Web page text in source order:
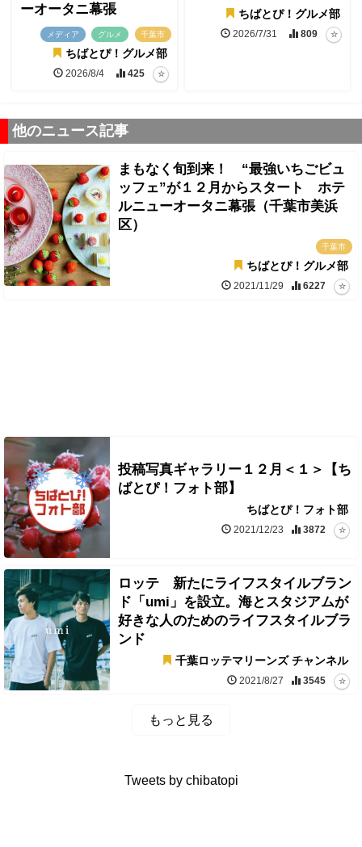
ーオータニ幕張
メディア グルメ 千葉市
ちばとぴ！グルメ部
2026/8/4 425
ちばとぴ！グルメ部
2026/7/31 809
他のニュース記事
まもなく旬到来！ “最強いちごビュ
ッフェ”が１２月からスタート ホテ
ルニューオータニ幕張（千葉市美浜
区）
千葉市
ちばとぴ！グルメ部
2021/11/29 6227
投稿写真ギャラリー１２月＜１＞【ち
ばとぴ！フォト部】
ちばとぴ！フォト部
2021/12/23 3872
ロッテ 新たにライフスタイルブラン
ド「umi」を設立。海とスタジアムが
好きな人のためのライフスタイルブラ
ンド
千葉ロッテマリーンズ チャンネル
2021/8/27 3545
もっと見る
Tweets by chibatopi